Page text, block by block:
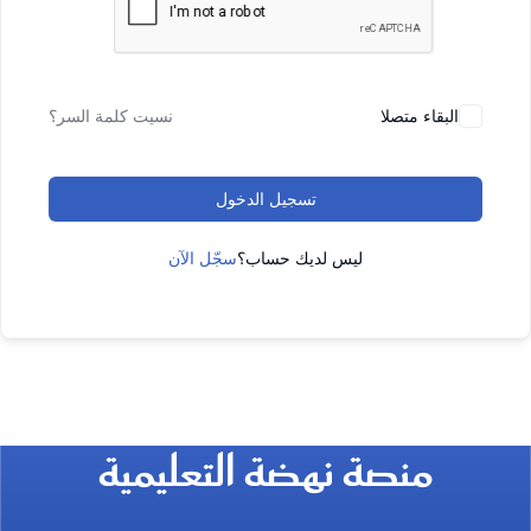
البقاء متصلا نسيت كلمة السر؟
تسجيل الدخول
ليس لديك حساب؟سجّل الآن
منصة نهضة التعليمية